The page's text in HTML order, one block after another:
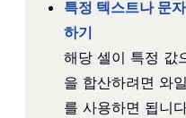
특정 텍스트나 문
하기
해당 셀이 특정 값
을 합산하려면 와
를 사용하면 됩니